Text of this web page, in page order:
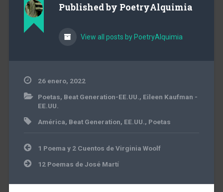
Published by PoetryAlquimia
View all posts by PoetryAlquimia
26 enero, 2022
Poetas, Beat Generation-EE.UU. , Eileen Kaufman -
EE.UU.
América, Beat Generation, EE.UU. , Poetas
Navegación
de
entradas
1 Poema y 2 Cuentos de Virginia Woolf
12 Poemas de José Martí